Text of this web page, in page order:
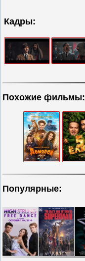
Кадры:
Похожие фильмы:
Популярные: